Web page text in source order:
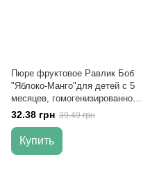
Пюре фруктовое Равлик Боб
"Яблоко-Манго"для детей с 5
месяцев, гомогенизированное
90 г
32.38 грн 39.49 грн
Купить